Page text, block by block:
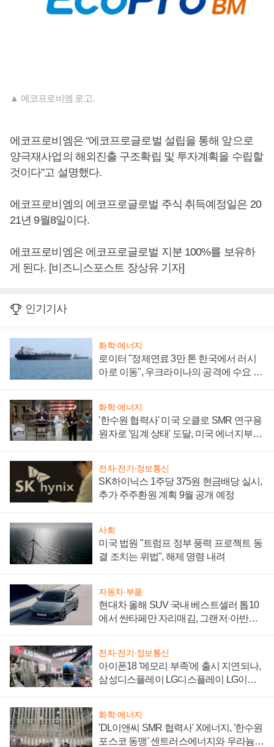
▲ 에코프로비엠 로고.
에코프로비엠은 “에코프로글로벌 설립을 통해 앞으로
양극재사업의 해외진출 구조확립 및 투자계획을 수립할
것이다”고 설명했다.
에코프로비엠의 에코프로글로벌 주식 취득예정일은 20
21년 9월8일이다.
에코프로비엠은 에코프로글로벌 지분 100%를 보유하
게 된다. [비즈니스포스트 장상유 기자]
인기기사
화학·에너지
로이터 "정제연료 3만 톤 한국에서 러시
아로 이동", 우크라이나의 공격에 수요 늘
화학·에너지
'한수원 협력사' 미국 오클로 SMR 연구용
원자로 '임계 상태' 도달, 미국 에너지부
전자·전기·정보통신
SK하이닉스 1주당 375원 현금배당 실시,
추가 주주환원 계획 9월 공개 예정
사회
미국 법원 "트럼프 정부 풍력 프로젝트 동
결 조치는 위법", 해제 명령 내려
자동차·부품
현대차 올해 SUV 국내 베스트셀러 톱10
에서 싼타페만 자리매김, 그랜저·아반떼
전자·전기·정보통신
아이폰18 '메모리 부족'에 출시 지연되나,
삼성디스플레이 LG디스플레이 LG이노
화학·에너지
'DL이앤씨 SMR 협력사' X에너지, '한수원
포스코 동맹' 센트러스에너지와 우라늄